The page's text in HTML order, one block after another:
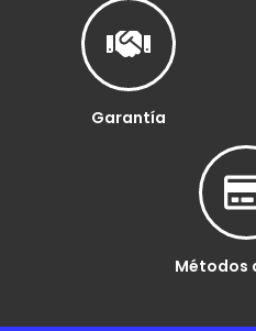
Garantía
Métodos